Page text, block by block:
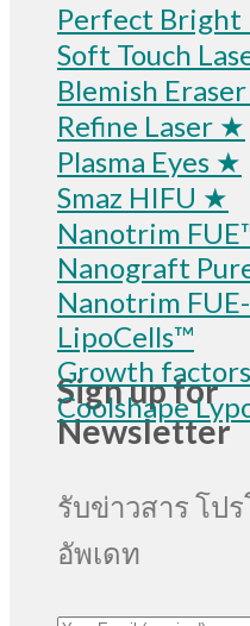
Sign up for
Newsletter
รับข่าวสาร โป
อัพเดท
Perfect Bright
Soft Touch
Blemish
Refine Laser ★
Plasma Eyes ★
Smaz HIFU ★
Nanotrim
Nanograft
Nanotrim
LipoCells™
Growth
Coolshape